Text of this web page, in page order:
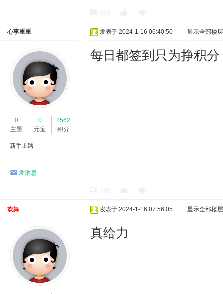
心事重重
0
主题
0
元宝
2562
积分
新手上路
发消息
发表于 2024-1-16 06:40:50 显示全部楼层
每日都签到只为挣积分
欢舞 发表于 2024-1-16 07:56:05 显示全部楼层
真给力